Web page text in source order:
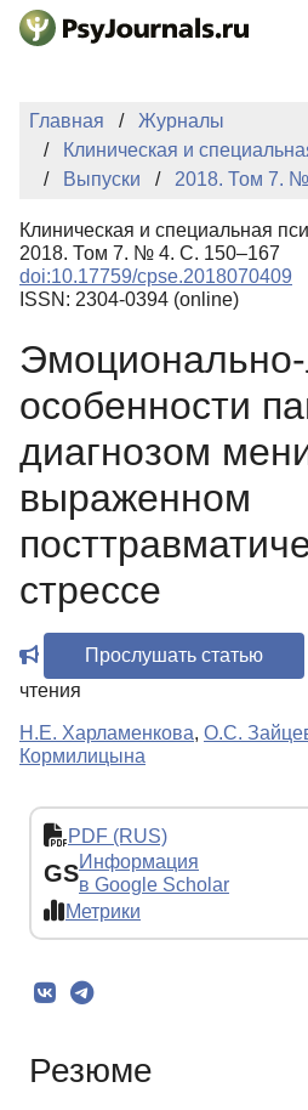
Перейти к основному содержанию
АВТОРЫ
КЛЮЧЕВЫЕ
Регистрация
Главная
Журналы
Клиническая и
Выпуски
2018. Том 7.
Клиническая и специальная
2018. Том 7. № 4. С. 150–167
doi:10.17759/cpse.2018070409
ISSN: 2304-0394 (online)
особенности
диагнозом
выраженном
стрессе
Прослушать статью
чтения
Н.Е. Харламенкова, О.С.
Кормилицына
PDF (RUS)
GSИнформация
в Google Scholar
Метрики
Резюме